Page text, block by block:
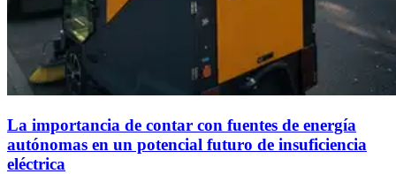
La importancia de contar con fuentes de energía
autónomas en un potencial futuro de insuficiencia
eléctrica